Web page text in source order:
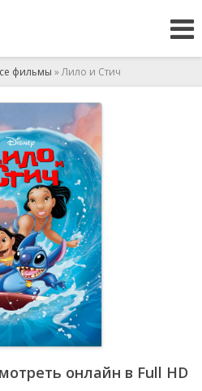
фильмы » Лило и Стич
онлайн в Full HD